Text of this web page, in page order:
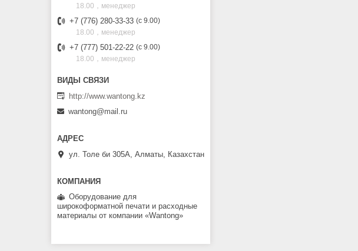
18.00，менеджер
+7 (776) 280-33-33 с 9.00
18.00，менеджер
+7 (777) 501-22-22 с 9.00
18.00，менеджер
http://www.wantong.kz
wantong@mail.ru
ул. Толе би 305А, Алматы, Казахстан
Оборудование для
широкоформатной печати и расходные
материалы от компании «Wantong»